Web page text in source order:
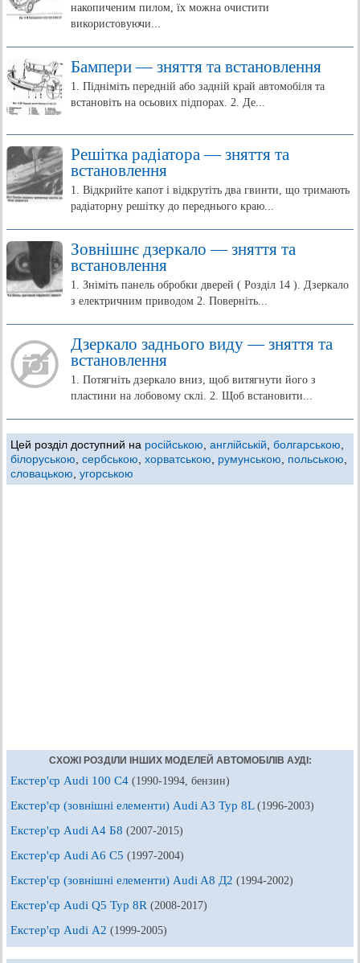
накопиченим пилом, їх можна очистити
використовуючи...
Бампери — зняття та встановлення
1. Підніміть передній або задній край автомобіля та
встановіть на осьових підпорах. 2. Де...
Решітка радіатора — зняття та
встановлення
1. Відкрийте капот і відкрутіть два гвинти, що тримають
радіаторну решітку до переднього краю...
Зовнішнє дзеркало — зняття та
встановлення
1. Зніміть панель обробки дверей ( Розділ 14 ). Дзеркало
з електричним приводом 2. Поверніть...
Дзеркало заднього виду — зняття та
встановлення
1. Потягніть дзеркало вниз, щоб витягнути його з
пластини на лобовому склі. 2. Щоб встановити...
Цей розділ доступний на російською англійській болгарською
білоруською сербською хорватською румунською польською
словацькою угорською
СХОЖІ РОЗДІЛИ ІНШИХ МОДЕЛЕЙ АВТОМОБІЛІВ АУДІ:
Екстер'єр Audi 100 С4 (1990-1994, бензин)
Екстер'єр (зовнішні елементи) Audi A3 Typ 8L (1996-2003)
Екстер'єр Audi A4 Б8 (2007-2015)
Екстер'єр Audi A6 С5 (1997-2004)
Екстер'єр (зовнішні елементи) Audi A8 Д2 (1994-2002)
Екстер'єр Audi Q5 Typ 8R (2008-2017)
Екстер'єр Audi А2 (1999-2005)